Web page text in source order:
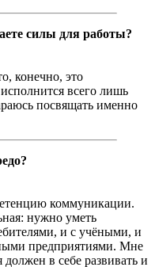
силы для работы?
конечно, это
всего лишь
посвящать именно
коммуникации.
нужно уметь
и с учёными, и
предприятиями. Мне
в себе развивать и